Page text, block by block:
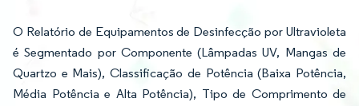
O Relatório de Equipamentos de Desinfecção por Ultravioleta
é Segmentado por Componente (Lâmpadas UV, Mangas de
Quartzo e Mais), Classificação de Potência (Baixa Potência,
Média Potência e Alta Potência), Tipo de Comprimento de